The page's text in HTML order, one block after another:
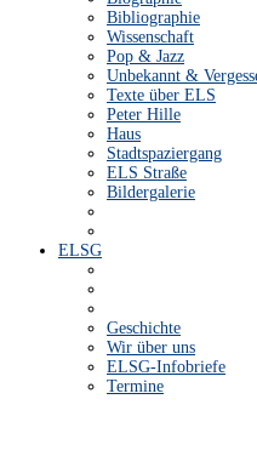
Bibliographie
Wissenschaft
Pop & Jazz
Unbekannt &
Texte über ELS
Peter Hille
Haus
Stadtspaziergang
ELS Straße
Bildergalerie
ELSG
Geschichte
Wir über uns
ELSG-Infobriefe
Termine